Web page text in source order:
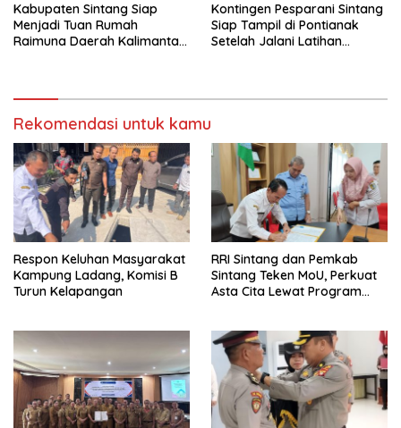
Kabupaten Sintang Siap
Menjadi Tuan Rumah
Raimuna Daerah Kalimantan
Kontingen Pesparani Sintang
Siap Tampil di Pontianak
Setelah Jalani Latihan
Rekomendasi untuk kamu
Respon Keluhan Masyarakat
Kampung Ladang, Komisi B
Turun Kelapangan
RRI Sintang dan Pemkab
Sintang Teken MoU, Perkuat
Asta Cita Lewat Program